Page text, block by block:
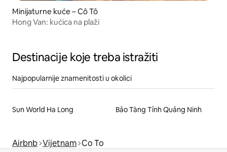
Minijaturne kuće – Cô Tô
Hong Van: kućica na plaži
Destinacije koje treba istražiti
Najpopularnije znamenitosti u okolici
Sun World Ha Long Bảo Tàng Tỉnh Quảng Ninh
Airbnb Vijetnam Co To